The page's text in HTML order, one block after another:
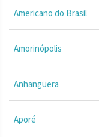
Americano do Brasil
Amorinópolis
Anhangüera
Aporé